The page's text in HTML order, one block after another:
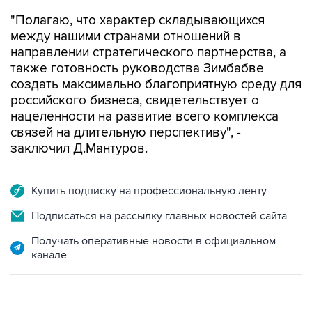
"Полагаю, что характер складывающихся
между нашими странами отношений в
направлении стратегического партнерства, а
также готовность руководства Зимбабве
создать максимально благоприятную среду для
российского бизнеса, свидетельствует о
нацеленности на развитие всего комплекса
связей на длительную перспективу", -
заключил Д.Мантуров.
Купить подписку на профессиональную ленту
Подписаться на рассылку главных новостей сайта
Получать оперативные новости в официальном
канале